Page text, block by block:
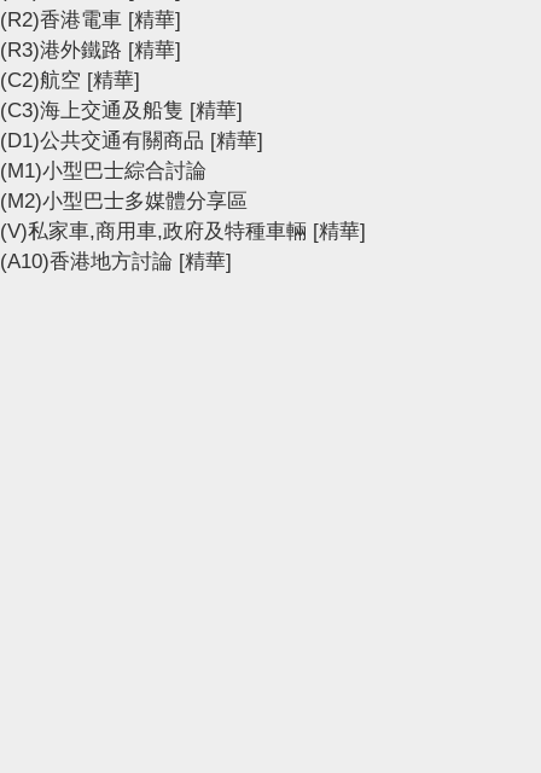
(R2)香港電車 [精華]
(R3)港外鐵路 [精華]
(C2)航空 [精華]
(C3)海上交通及船隻 [精華]
(D1)公共交通有關商品 [精華]
(M1)小型巴士綜合討論
(M2)小型巴士多媒體分享區
(V)私家車,商用車,政府及特種車輛 [精華]
(A10)香港地方討論 [精華]